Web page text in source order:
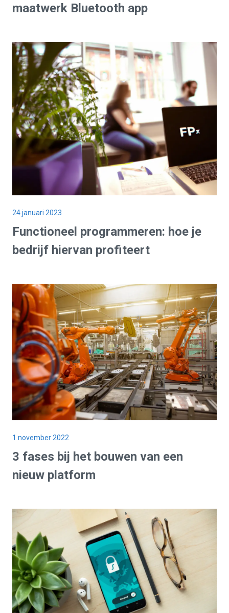
maatwerk Bluetooth app
24 januari 2023
Functioneel programmeren: hoe je
bedrijf hiervan profiteert
1 november 2022
3 fases bij het bouwen van een
nieuw platform